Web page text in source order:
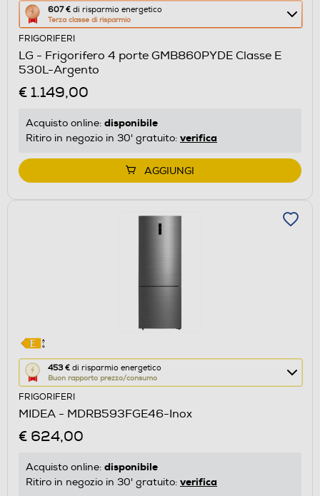
607 € di risparmio energetico
Terza classe di risparmio
Questa
azione
aprirà
il
Calcolatore
di
energetico
di
Youreko.
FRIGORIFERI
LG - Frigorifero 4 porte GMB860PYDE Classe E
530L-Argento
€ 1.149,00
Acquisto online: disponibile
Ritiro in negozio in 30' gratuito: verifica
AGGIUNGI
453 € di risparmio energetico
Buon rapporto prezzo/consumo
Questa
azione
aprirà
il
Calcolatore
risparmio
energetico
FRIGORIFERI
MIDEA - MDRB593FGE46-Inox
€ 624,00
Acquisto online: disponibile
Ritiro in negozio in 30' gratuito: verifica